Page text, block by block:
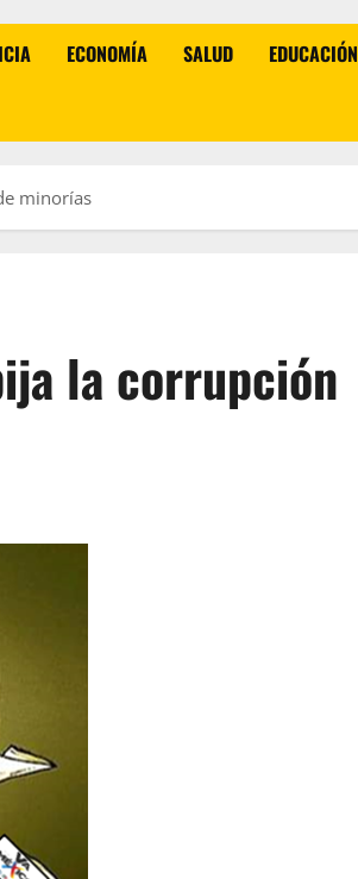
ECONOMÍA SALUD EDUCACIÓN
minorías
la corrupción